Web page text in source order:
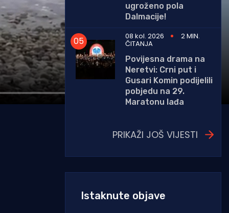
ugroženo pola
Dalmacije!
08 kol. 2026
2 MIN.
ČITANJA
Povijesna drama na
Neretvi: Crni put i
Gusari Komin podijelili
pobjedu na 29.
Maratonu lađa
PRIKAŽI JOŠ VIJESTI
Istaknute objave